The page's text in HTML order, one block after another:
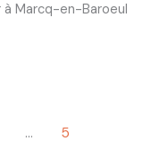
à Marcq-en-Baroeul
… 5